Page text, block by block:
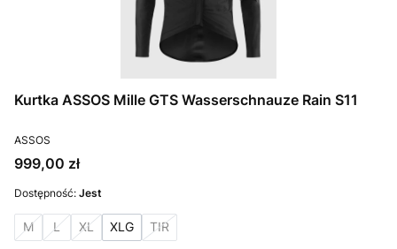
Kurtka ASSOS Mille GTS Wasserschnauze Rain S11
PRODUCENT
ASSOS
Cena
999,00 zł
Dostępność: Jest
M L XL XLG TIR